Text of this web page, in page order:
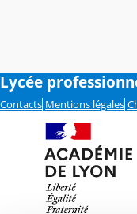
Lycée
Contacts Mentions légales